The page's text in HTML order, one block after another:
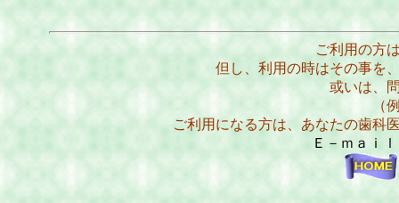
ご利用の方
但し、利用の時はその事を
或いは、
（
ご利用になる方は、あなたの歯科
Ｅ－ｍａｉ